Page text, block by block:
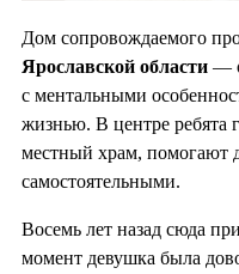
Дом сопровождаемого
Ярославской области —
с ментальными
жизнью. В центре ребята
местный храм, помогают
самостоятельными.
Восемь лет назад сюда
момент девушка была